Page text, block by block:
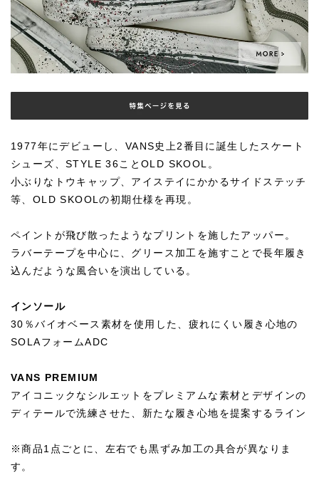
1977年にデビューし、VANS史上2番目に誕生したスケート
シューズ、STYLE 36ことOLD SKOOL。
小ぶりなトウキャップ、アイステイにかかるサイドステッチ
等、OLD SKOOLの初期仕様を再現。
ペイントが飛び散ったようなプリントを施したアッパー。
ラバーテープを中心に、グリース加工を施すことで長年履き
込んだような風合いを演出している。
インソール
30％バイオベース素材を使用した、疲れにくい履き心地の
SOLAフォームADC
VANS PREMIUM
アイコニックなシルエットをプレミアムな素材とデザインの
ディテールで洗練させた、新たな履き心地を提案するライン
※商品1点ごとに、左右でも黒ずみ加工の具合が異なりま
す。